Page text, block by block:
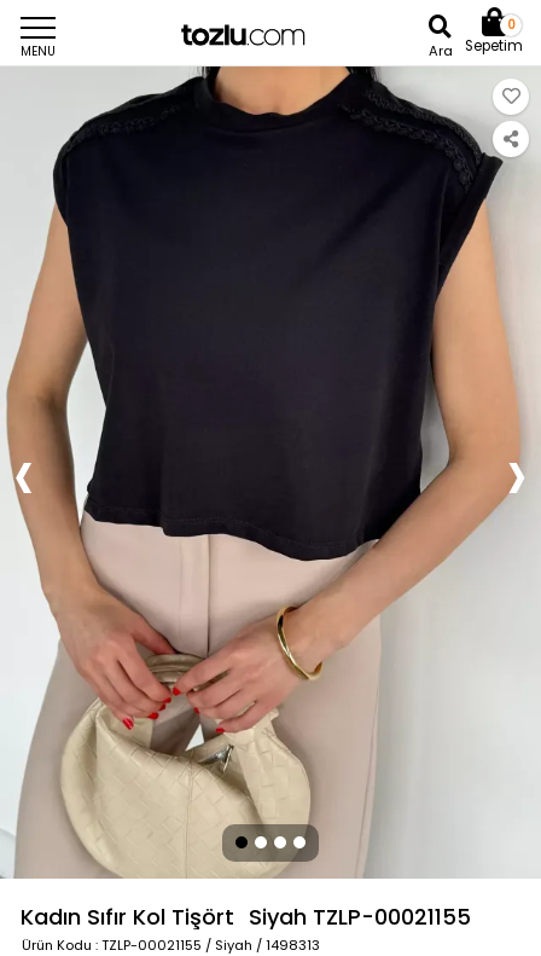
MENU Ara
0
Sepetim
Kadın Sıfır Kol Tişört Siyah TZLP-00021155
Ürün Kodu : TZLP-00021155 / Siyah / 1498313